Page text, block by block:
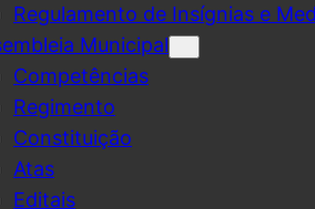
Regulamento de Insígnias e
Municipal
Competências
Regimento
Constituição
Atas
Editais